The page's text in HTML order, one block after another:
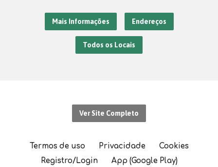
Mais Informações Endereços
Todos os Locais
Ver Site Completo
Termos de uso Privacidade
Cookies
Registro/Login
App (Google Play)